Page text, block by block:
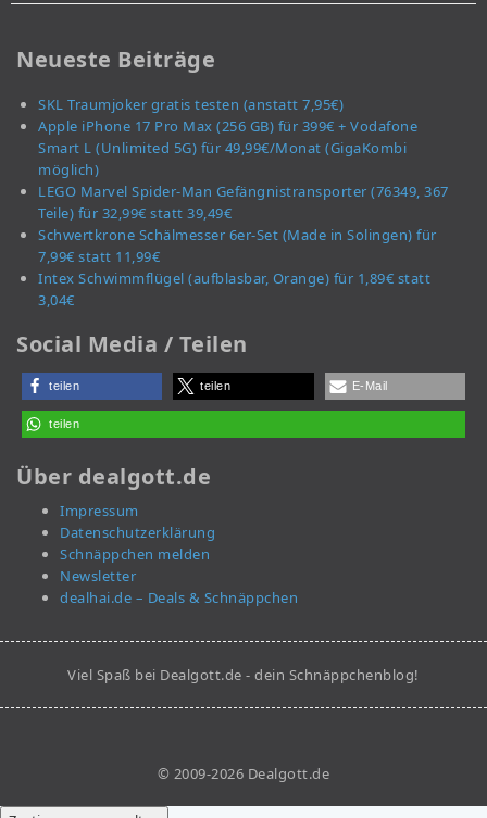
Neueste Beiträge
SKL Traumjoker gratis testen (anstatt 7,95€)
Apple iPhone 17 Pro Max (256 GB) für 399€ + Vodafone
Smart L (Unlimited 5G) für 49,99€/Monat (GigaKombi
möglich)
LEGO Marvel Spider-Man Gefängnistransporter (76349, 367
Teile) für 32,99€ statt 39,49€
Schwertkrone Schälmesser 6er-Set (Made in Solingen) für
7,99€ statt 11,99€
Intex Schwimmflügel (aufblasbar, Orange) für 1,89€ statt
3,04€
Social Media / Teilen
teilen teilen E-Mail
teilen
Über dealgott.de
Impressum
Datenschutzerklärung
Schnäppchen melden
Newsletter
dealhai.de – Deals & Schnäppchen
Viel Spaß bei Dealgott.de - dein Schnäppchenblog!
© 2009-2026 Dealgott.de